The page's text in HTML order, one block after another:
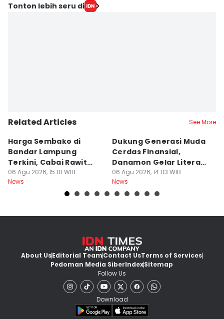
Tonton lebih seru di
Related Articles See More
Harga Sembako di
Bandar Lampung
Terkini, Cabai Rawit
Naik?
06 Agu 2026, 15:01 WIB
News
Dukung Generasi Muda
Cerdas Finansial,
Danamon Gelar Literasi
Keuangan
06 Agu 2026, 14:03 WIB
News
About UsEditorial TeamContact UsTerms of Services
Pedoman Media SiberIndexSitemap
Follow Us
Download